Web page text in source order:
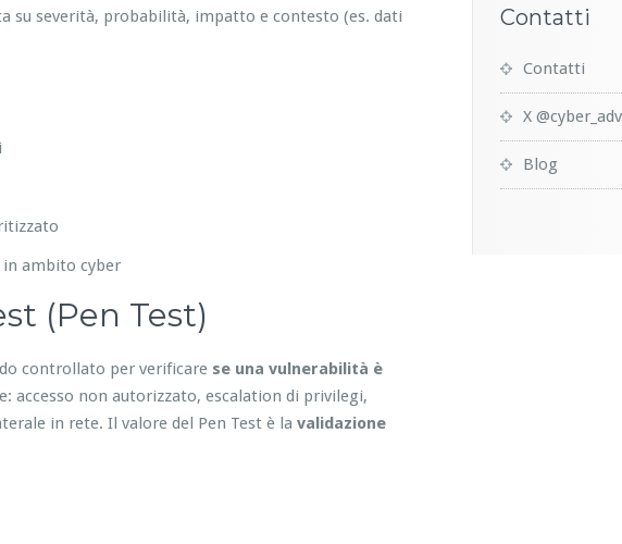
su severità, probabilità, impatto e contesto (es. dati
ambito cyber
(Pen Test)
controllato per verificare se una vulnerabilità è
accesso non autorizzato, escalation di privilegi,
in rete. Il valore del Pen Test è la validazione
Contatti
Contatti
X
Blog